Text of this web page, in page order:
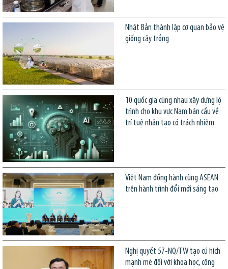
Nhật Bản thành lập cơ quan bảo vệ
giống cây trồng
10 quốc gia cùng nhau xây dựng lộ
trình cho khu vực Nam bán cầu về
trí tuệ nhân tạo có trách nhiệm
Việt Nam đồng hành cùng ASEAN
trên hành trình đổi mới sáng tạo
Nghị quyết 57-NQ/TW tạo cú hích
mạnh mẽ đối với khoa học, công